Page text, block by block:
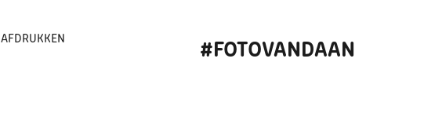
AFDRUKKEN
#FOTOVANDAAN